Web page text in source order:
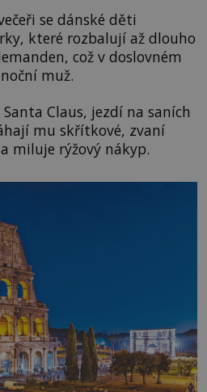
se dánské děti
které rozbalují až dlouho
což v doslovném
muž.
Claus, jezdí na saních
mu skřítkové, zvaní
miluje rýžový nákyp.